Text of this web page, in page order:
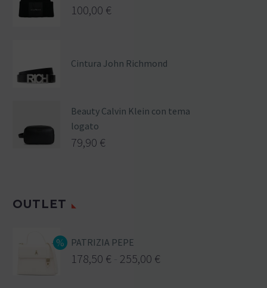
100,00 €
Cintura John Richmond
Beauty Calvin Klein con tema
logato
79,90 €
OUTLET
PATRIZIA PEPE
178,50 € 255,00 €